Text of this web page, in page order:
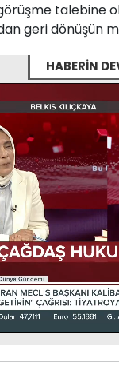
talebine
geri dönüşün
HABERİN